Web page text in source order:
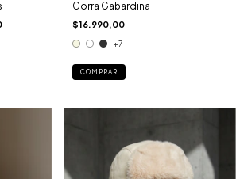
Gorra Gabardina
$16.990,00
+7
COMPRAR